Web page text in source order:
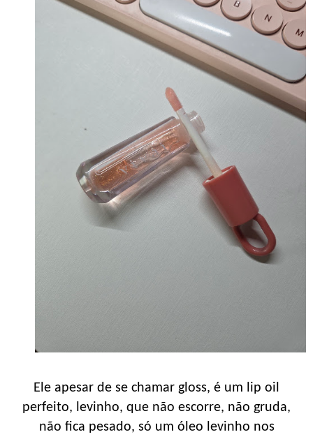
Ele apesar de se chamar gloss, é um lip oil
perfeito, levinho, que não escorre, não gruda,
não fica pesado, só um óleo levinho nos